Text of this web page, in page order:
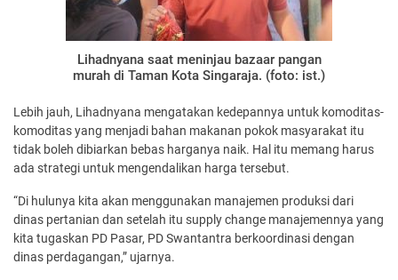
Lihadnyana saat meninjau bazaar pangan
murah di Taman Kota Singaraja. (foto: ist.)
Lebih jauh, Lihadnyana mengatakan kedepannya untuk komoditas-
komoditas yang menjadi bahan makanan pokok masyarakat itu
tidak boleh dibiarkan bebas harganya naik. Hal itu memang harus
ada strategi untuk mengendalikan harga tersebut.
“Di hulunya kita akan menggunakan manajemen produksi dari
dinas pertanian dan setelah itu supply change manajemennya yang
kita tugaskan PD Pasar, PD Swantantra berkoordinasi dengan
dinas perdagangan,” ujarnya.